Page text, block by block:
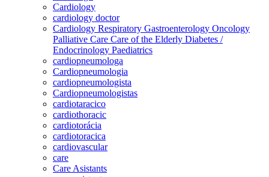
Cardiology
cardiology doctor
Cardiology Respiratory Gastroenterology Oncology
Palliative Care Care of the Elderly Diabetes /
Endocrinology Paediatrics
cardiopneumologa
Cardiopneumologia
cardiopneumologista
Cardiopneumologistas
cardiotaracico
cardiothoracic
cardiotorácia
cardiotoracica
cardiovascular
care
Care Asistants